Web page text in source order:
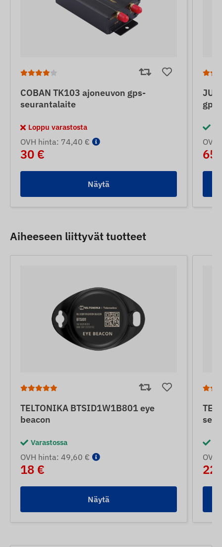
COBAN TK103 ajoneuvon gps-
seurantalaite
Loppu varastosta
OVH hinta: 74,40 €
30 €
Näytä
65
Aiheeseen liittyvät tuotteet
TELTONIKA BTSID1W1B801 eye
beacon
Varastossa
OVH hinta: 49,60 €
18 €
Näytä
22